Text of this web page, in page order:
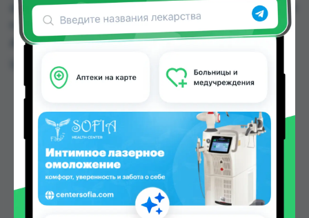
Фарм №2, Дусти Фарма, Мухаммад Н, Нишон №1
по цене от 72.00 TJS до 83.00 TJS в Душанбе и
других городах Таджикистана
Цена: от72.00 TJS